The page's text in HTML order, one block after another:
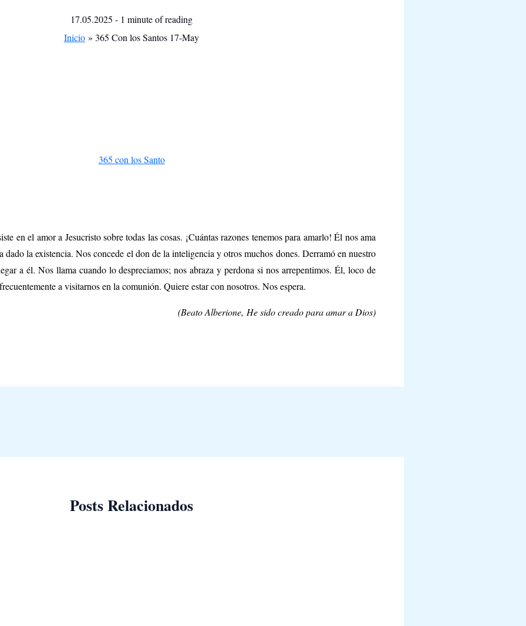
17.05.2025 - 1 minute of reading
Inicio
365 Con los Santos 17-May
365 con los Santo
en el amor a Jesucristo sobre todas las cosas. ¡Cuántas razones tenemos para amarlo! Él nos ama
dado la existencia. Nos concede el don de la inteligencia y otros muchos dones. Derramó en nuestro
a él. Nos llama cuando lo despreciamos; nos abraza y perdona si nos arrepentimos. Él, loco de
a visitarnos en la comunión. Quiere estar con nosotros. Nos espera.
(Beato Alberione, He sido creado para amar a Dios)
Posts Relacionados